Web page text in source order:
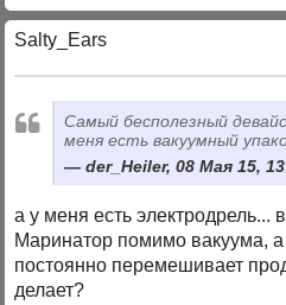
Salty_Ears
Самый бесполезный
меня есть вакуумный
der_Heiler, 08 Мая 15,
а у меня есть электродрель...
Маринатор помимо вакуума,
постоянно перемешивает
делает?